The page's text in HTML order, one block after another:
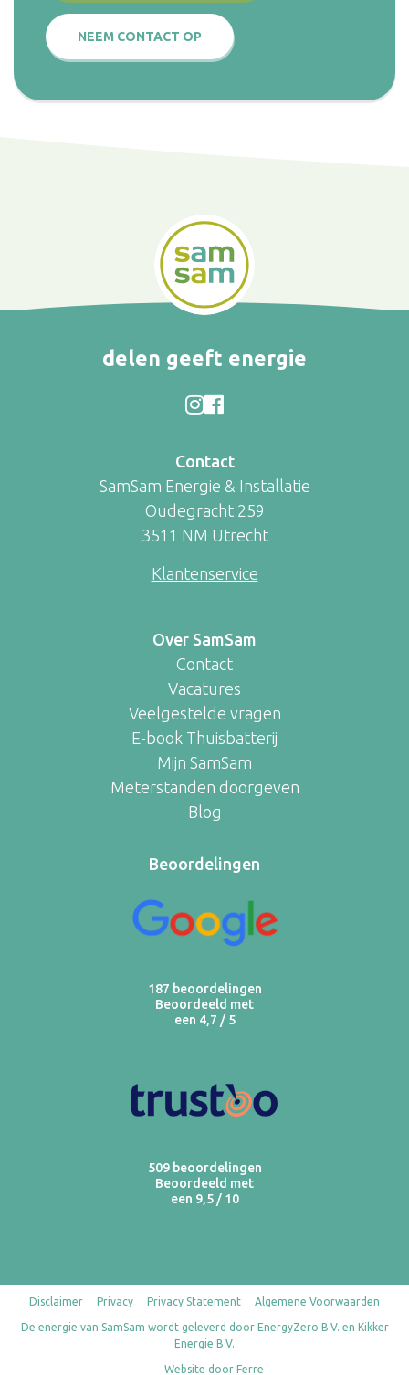
NEEM CONTACT OP
delen geeft energie
Contact
SamSam Energie & Installatie
Oudegracht 259
3511 NM Utrecht
Klantenservice
Over SamSam
Contact
Vacatures
Veelgestelde vragen
E-book Thuisbatterij
Mijn SamSam
Meterstanden doorgeven
Blog
Beoordelingen
187 beoordelingen
Beoordeeld met
een 4,7 / 5
509 beoordelingen
Beoordeeld met
een 9,5 / 10
Disclaimer Privacy Privacy Statement Algemene Voorwaarden
De energie van SamSam wordt geleverd door EnergyZero B.V. en Kikker
Energie B.V.
Website door Ferre